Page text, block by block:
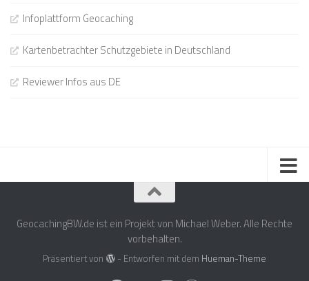
Infoplattform Geocaching
Kartenbetrachter Schutzgebiete in Deutschland
Reviewer Infos aus DE
GeocachingBW.de ist ein Projekt von Michael Weber. Alle Rechte
vorbehalten.
Präsentiert von - Entworfen mit dem Hueman-Theme